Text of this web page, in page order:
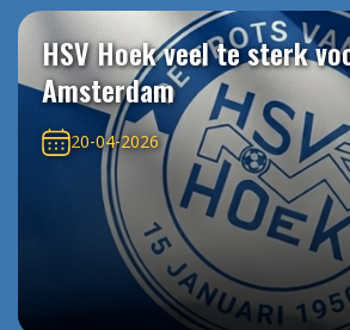
HSV Hoek veel te sterk
Amsterdam
20-04-2026